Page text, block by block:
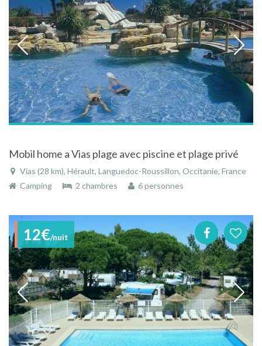
Mobil home a Vias plage avec piscine et plage privé
Vias (28 km), Hérault, Languedoc-Roussillon, Occitanie, France
Camping
2 chambres 6 personnes
12€/nuit